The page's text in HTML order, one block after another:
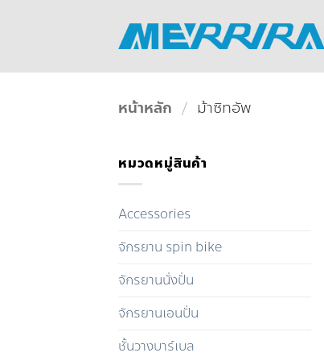
เนื้อหา
หน้าหลัก / ม้าซิทอัพ
หมวดหมู่สินค้า
Accessories
จักรยาน spin bike
จักรยานนั่งปั่น
จักรยานเอนปั่น
ชั้นวางบาร์เบล